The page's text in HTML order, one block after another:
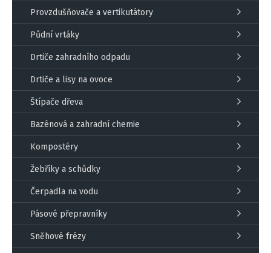
Provzdušňovače a vertikutátory
Půdní vrtáky
Drtiče zahradního odpadu
Drtiče a lisy na ovoce
Štípače dřeva
Bazénová a zahradní chemie
Kompostéry
Žebříky a schůdky
Čerpadla na vodu
Pásové přepravníky
Sněhové frézy